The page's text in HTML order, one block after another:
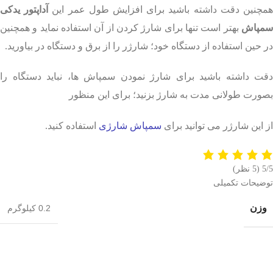
همچنین دقت داشته باشید برای افزایش طول عمر این
آداپتور یدکی
سمپاش بهتر است تنها برای شارژ کردن از آن استفاده نماید و همچنین
در حین استفاده از دستگاه خود؛ شارژر را از برق و دستگاه در بیاورید.
دقت داشته باشید برای شارژ نمودن سمپاش ها، نباید دستگاه را
بصورت طولانی مدت به شارژ بزنید؛ برای این منظور
از این شارژر می توانید برای سمپاش شارژی استفاده کنید.
5/5 (5 نظر)
توضیحات تکمیلی
وزن 0.2 کیلوگرم